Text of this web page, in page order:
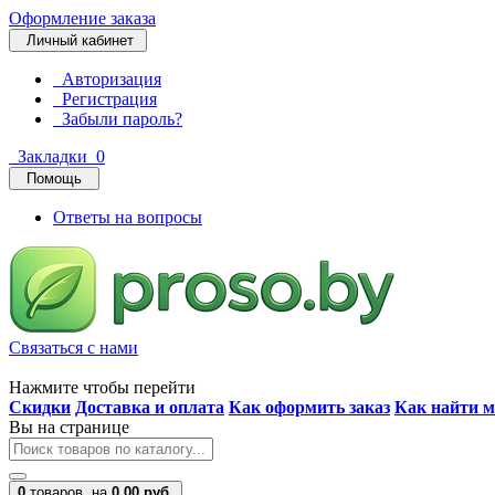
Оформление заказа
Личный кабинет
Авторизация
Регистрация
Забыли пароль?
Закладки 0
Помощь
Ответы на вопросы
Связаться с нами
Нажмите чтобы перейти
Скидки Доставка и оплата Как оформить заказ Как найти
Вы на странице